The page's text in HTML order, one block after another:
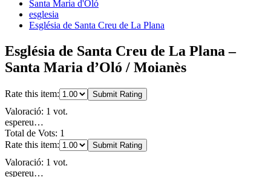
Santa Maria d'Oló
esglesia
Església de Santa Creu de La Plana
Església de Santa Creu de La Plana –
Santa Maria d’Oló / Moianès
Rate this item: Submit Rating
Valoració: 1 vot.
espereu…
Total de Vots: 1
Rate this item:
Submit Rating
Valoració: 1 vot.
espereu…